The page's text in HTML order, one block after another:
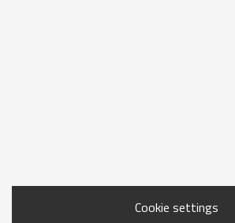
Cookie settings